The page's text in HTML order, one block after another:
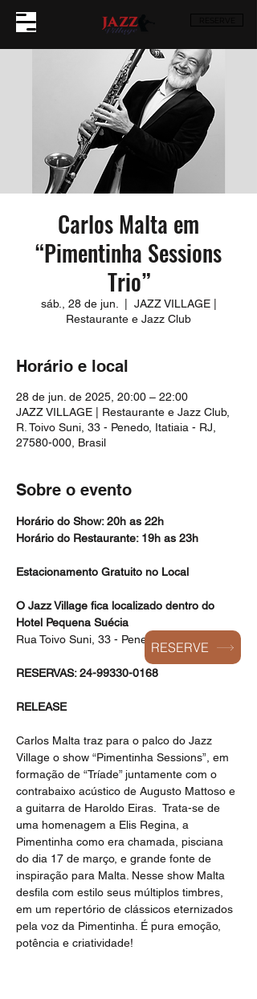
Carlos Malta em
“Pimentinha Sessions
Trio”
sáb., 28 de jun.
JAZZ VILLAGE |
Restaurante e Jazz Club
Horário e local
28 de jun. de 2025, 20:00 – 22:00
JAZZ VILLAGE | Restaurante e Jazz Club,
R. Toivo Suni, 33 - Penedo, Itatiaia - RJ,
27580-000, Brasil
Sobre o evento
Horário do Show: 20h as 22h
Horário do Restaurante: 19h as 23h
Estacionamento Gratuito no Local
O Jazz Village fica localizado dentro do
Hotel Pequena Suécia
Rua Toivo Suni, 33 - Penedo, RJ
RESERVAS: 24-99330-0168
RELEASE
Carlos Malta traz para o palco do Jazz
Village o show “Pimentinha Sessions”, em
formação de “Tríade” juntamente com o
contrabaixo acústico de Augusto Mattoso e
a guitarra de Haroldo Eiras.  Trata-se de
uma homenagem a Elis Regina, a
Pimentinha como era chamada, pisciana
do dia 17 de março, e grande fonte de
inspiração para Malta. Nesse show Malta
desfila com estilo seus múltiplos timbres,
em um repertório de clássicos eternizados
pela voz da Pimentinha. É pura emoção,
potência e criatividade!
RESERVE